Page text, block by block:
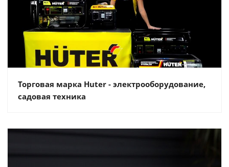
Торговая марка Huter - электрооборудование,
садовая техника